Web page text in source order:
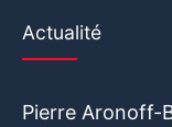
Actualité
Pierre Aronoff-